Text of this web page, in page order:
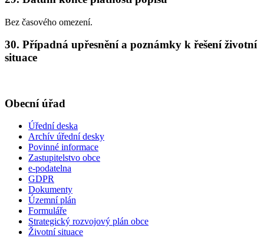
Bez časového omezení.
30. Případná upřesnění a poznámky k řešení životní
situace
Obecní úřad
Úřední deska
Archív úřední desky
Povinné informace
Zastupitelstvo obce
e-podatelna
GDPR
Dokumenty
Územní plán
Formuláře
Strategický rozvojový plán obce
Životní situace